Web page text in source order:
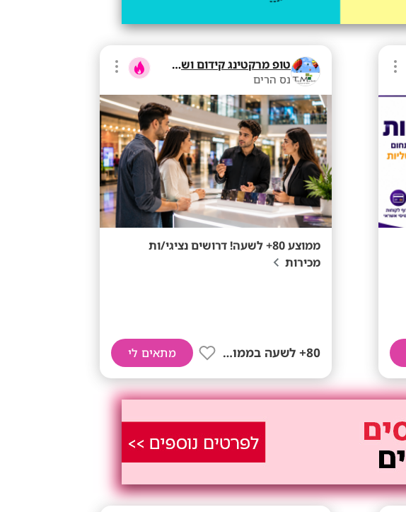
טופ מרקטינג קידום ושיווק בע"מ
נס הרים
ממוצע 80+ לשעה! דרושים נציגי/ות
מכירות
80+ לשעה בממוצע מתאים לי